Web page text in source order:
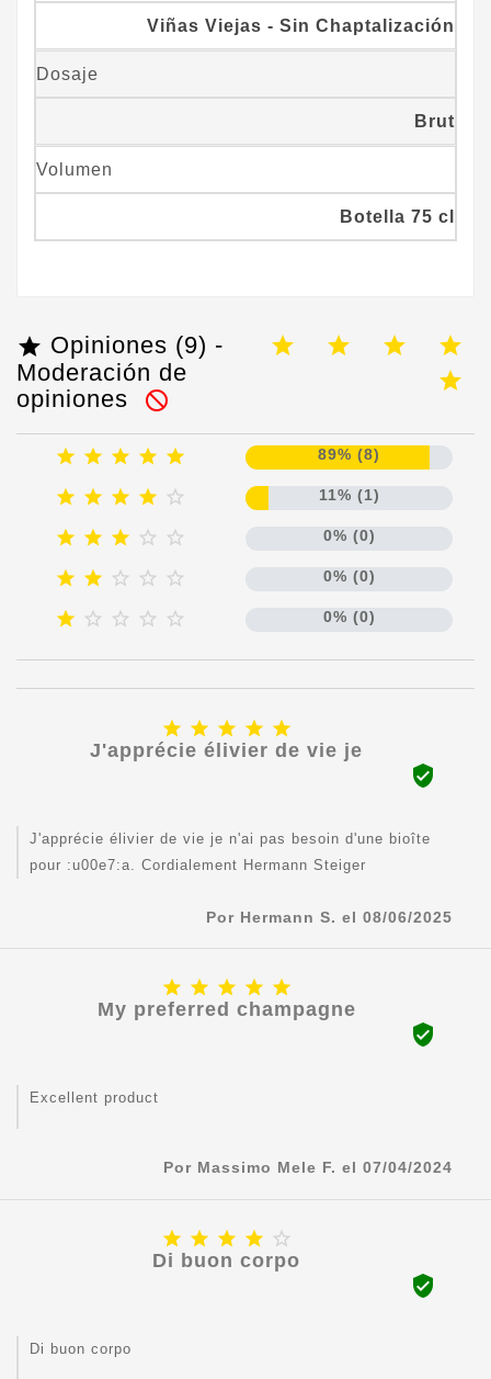
Viñas Viejas - Sin Chaptalización
Dosaje
Brut
Volumen
Botella 75 cl
 Opiniones (9) -
Moderación de
opiniones

     89% (8)
     11% (1)
     0% (0)
     0% (0)
     0% (0)
    
J'apprécie élivier de vie je

J'apprécie élivier de vie je n'ai pas besoin d'une bioîte
pour :u00e7:a. Cordialement Hermann Steiger
Por Hermann S. el 08/06/2025
    
My preferred champagne

Excellent product
Por Massimo Mele F. el 07/04/2024
    
Di buon corpo

Di buon corpo